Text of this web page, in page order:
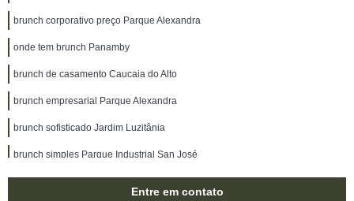
brunch corporativo preço Parque Alexandra
onde tem brunch Panamby
brunch de casamento Caucaia do Alto
brunch empresarial Parque Alexandra
brunch sofisticado Jardim Luzitânia
brunch simples Parque Industrial San José
Entre em contato